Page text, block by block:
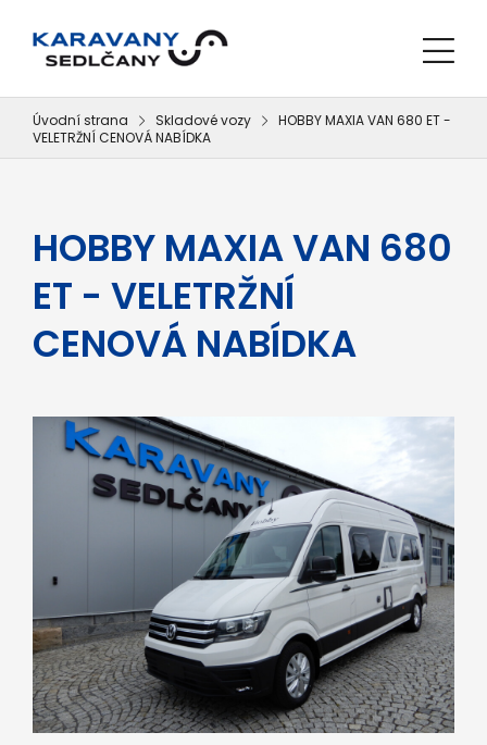
Úvodní strana Skladové vozy
HOBBY MAXIA VAN 680 ET -
VELETRŽNÍ CENOVÁ NABÍDKA
HOBBY MAXIA VAN 680
ET - VELETRŽNÍ
CENOVÁ NABÍDKA